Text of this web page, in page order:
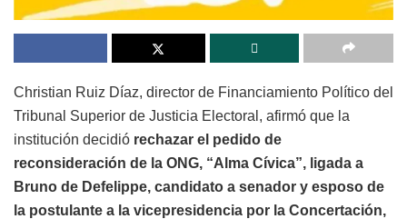
Christian Ruiz Díaz, director de Financiamiento Político del
Tribunal Superior de Justicia Electoral, afirmó que la
institución decidió rechazar el pedido de
reconsideración de la ONG, “Alma Cívica”, ligada a
Bruno de Defelippe, candidato a senador y esposo de
la postulante a la vicepresidencia por la Concertación,